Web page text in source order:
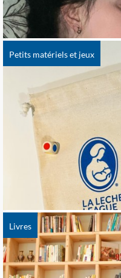
Petits matériels et jeux
Livres